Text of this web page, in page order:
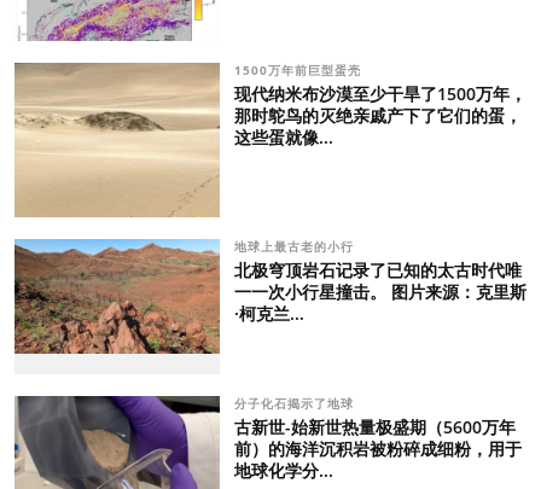
1500万年前巨型蛋壳
现代纳米布沙漠至少干旱了1500万年，
那时鸵鸟的灭绝亲戚产下了它们的蛋，
这些蛋就像...
地球上最古老的小行
北极穹顶岩石记录了已知的太古时代唯
一一次小行星撞击。 图片来源：克里斯
·柯克兰...
分子化石揭示了地球
古新世-始新世热量极盛期（5600万年
前）的海洋沉积岩被粉碎成细粉，用于
地球化学分...